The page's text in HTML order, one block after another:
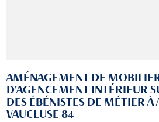
AMÉNAGEMENT DE
D'AGENCEMENT INTÉRIEUR
DES ÉBÉNISTES DE MÉTIER À
VAUCLUSE 84